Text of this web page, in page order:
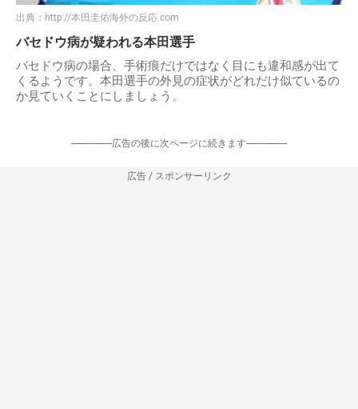
出典： http://本田圭佑海外の反応.com
バセドウ病が疑われる本田選手
バセドウ病の場合、手術痕だけではなく目にも違和感が出て
くるようです。本田選手の外見の症状がどれだけ似ているの
か見ていくことにしましょう。
-----------------広告の後に次ページに続きます-----------------
広告 / スポンサーリンク